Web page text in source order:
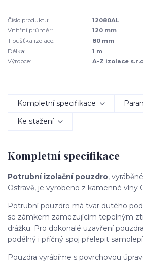
Číslo produktu:
12080AL
Vnitřní průměr:
120 mm
Tloušťka izolace:
80 mm
Délka:
1 m
Výrobce:
A-Z izolace
Kompletní specifikace
Ke stažení
Kompletní specifikace
Potrubní izolační pouzdro,
Ostravě, je vyrobeno z kamenné vlny
Potrubní pouzdro má tvar dutého
se zámkem zamezujícím tepelným
drážku. Pro dokonalé uzavření
podélný i příčný spoj přelepit
Pouzdra vyrábíme s povrchovou